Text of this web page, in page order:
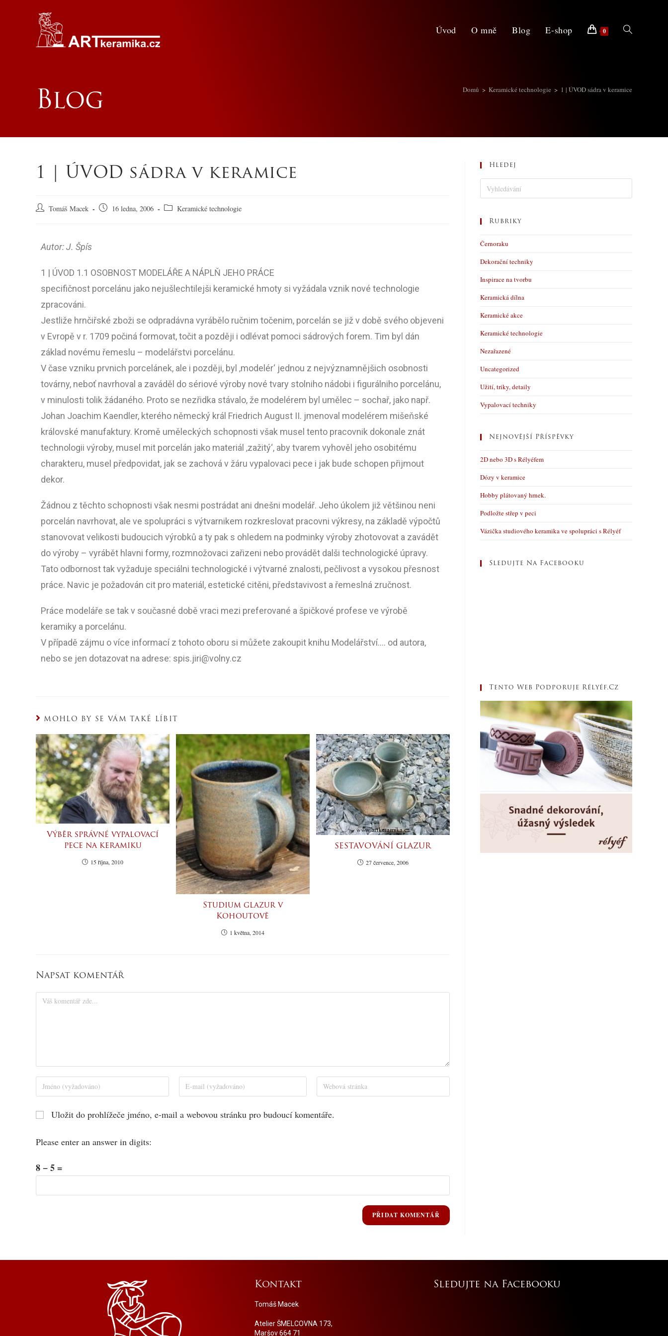
Úvod O mně Blog E-shop 0
Blog Domů > Keramické technologie > 1 | ÚVOD sádra v keramice
1 | ÚVOD sádra v keramice
Tomáš Macek 16 ledna, 2006 Keramické technologie
Autor: J. Špís
1 | ÚVOD 1.1 OSOBNOST MODELÁŘE A NÁPLŇ JEHO PRÁCE
specifičnost porcelánu jako nejušlechtilejši keramické hmoty si vyžádala vznik nové technologie
zpracováni.
Jestliže hrnčiřské zboži se odpradávna vyrábělo ručnim točenim, porcelán se již v době svého objeveni
v Evropě v r. 1709 počiná formovat, točit a později i odlévat pomoci sádrových forem. Tim byl dán
základ novému řemeslu – modelářstvi porcelánu.
V čase vzniku prvnich porcelánek, ale i později, byl ‚modelér‘ jednou z nejvýznamnějšich osobnosti
továrny, neboť navrhoval a zaváděl do sériové výroby nové tvary stolniho nádobi i figurálniho porcelánu,
v minulosti tolik žádaného. Proto se nezřidka stávalo, že modelérem byl umělec – sochař, jako např.
Johan Joachim Kaendler, kterého německý král Friedrich August II. jmenoval modelérem mišeňské
královské manufaktury. Kromě uměleckých schopnosti však musel tento pracovnik dokonale znát
technologii výroby, musel mit porcelán jako materiál ‚zažitý‘, aby tvarem vyhověl jeho osobitému
charakteru, musel předpovidat, jak se zachová v žáru vypalovaci pece i jak bude schopen přijmout
dekor.
Žádnou z těchto schopnosti však nesmi postrádat ani dnešni modelář. Jeho úkolem již většinou neni
porcelán navrhovat, ale ve spolupráci s výtvarnikem rozkreslovat pracovni výkresy, na základě výpočtů
stanovovat velikosti budoucich výrobků a ty pak s ohledem na podminky výroby zhotovovat a zavádět
do výroby – vyrábět hlavni formy, rozmnožovaci zařizeni nebo provádět dalši technologické úpravy.
Tato odbornost tak vyžaduje speciálni technologické i výtvarné znalosti, pečlivost a vysokou přesnost
práce. Navic je požadován cit pro materiál, estetické citěni, představivost a řemeslná zručnost.
Práce modeláře se tak v současné době vraci mezi preferované a špičkové profese ve výrobě
keramiky a porcelánu.
V případě zájmu o více informací z tohoto oboru si můžete zakoupit knihu Modelářství…. od autora,
nebo se jen dotazovat na adrese: spis.jiri@volny.cz
MOHLO BY SE VÁM TAKÉ LÍBIT
Výběr správné vypalovací
pece na keramiku
15 října, 2010
Studium glazur v
Kohoutově
1 května, 2014
SESTAVOVÁNÍ GLAZUR
27 července, 2006
Napsat komentář
Uložit do prohlížeče jméno, e-mail a webovou stránku pro budoucí komentáře.
Please enter an answer in digits:
8 − 5 =
Hledej
Rubriky
Černoraku
Dekorační techniky
Inspirace na tvorbu
Keramická dílna
Keramické akce
Keramické technologie
Nezařazené
Uncategorized
Užití, triky, detaily
Vypalovací techniky
Nejnovější Příspěvky
2D nebo 3D s Rélyéfem
Dózy v keramice
Hobby plátovaný hrnek.
Podložte střep v peci
Vázička studiového keramika ve spolupráci s Rélyéf
Sledujte Na Facebooku
Tento Web Podporuje Rélyéf.cz
Kontakt
Tomáš Macek
Atelier ŠMELCOVNA 173,
Maršov 664 71
Sledujte na Facebooku